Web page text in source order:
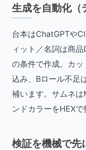
生成を自動化（
台本はChatGPTや
ィット／名詞は商品
の条件で作成。カ
込み、Bロール不足
補います。サムネ
ンドカラーをHEXで
検証を機械で先